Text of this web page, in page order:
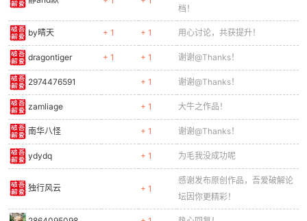
档！
by晴天 + 1 + 1 用心讨论，共获提升！
dragontiger + 1 + 1 谢谢@Thanks！
2974476591 + 1 谢谢@Thanks！
zamliage + 1 大牛之作品！
南华八怪 + 1 谢谢@Thanks！
ydydq + 1 为毛我没成功呢
独行风云 + 1
感谢发布原创作品，吾爱破解论
坛因你更精彩！